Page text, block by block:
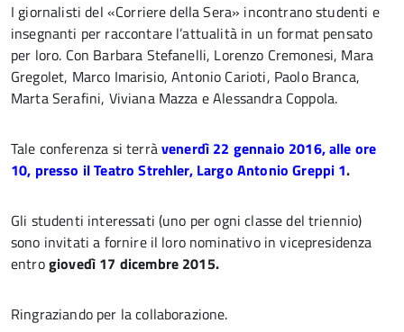
I giornalisti del «Corriere della Sera» incontrano studenti e
insegnanti per raccontare l’attualità in un format pensato
per loro. Con Barbara Stefanelli, Lorenzo Cremonesi, Mara
Gregolet, Marco Imarisio, Antonio Carioti, Paolo Branca,
Marta Serafini, Viviana Mazza e Alessandra Coppola.
Tale conferenza si terràvenerdì 22 gennaio 2016, alle ore
10, presso il Teatro Strehler, Largo Antonio Greppi 1.
Gli studenti interessati (uno per ogni classe del triennio)
sono invitati a fornire il loro nominativo in vicepresidenza
entrogiovedì 17 dicembre 2015.
Ringraziando per la collaborazione.